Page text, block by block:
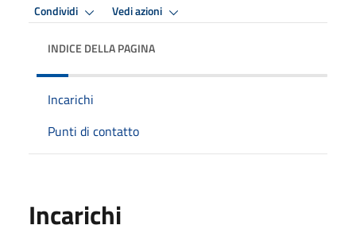
Condividi Vedi azioni
INDICE DELLA PAGINA
Incarichi
Punti di contatto
Incarichi